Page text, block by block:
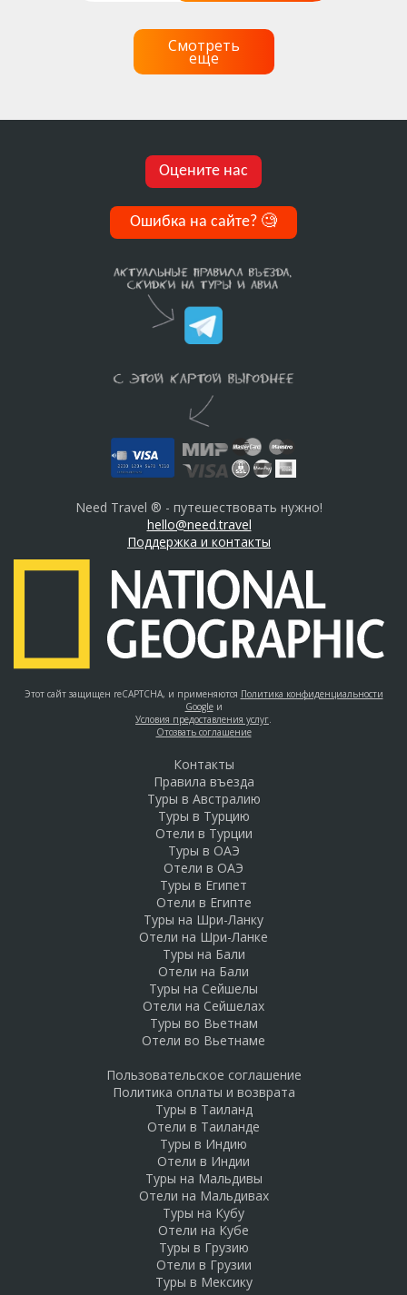
Смотреть
еще
Оцените нас
Ошибка на сайте? 🧐
Need Travel ® - путешествовать нужно!
hello@need.travel
Поддержка и контакты
Этот сайт защищен reCAPTCHA, и применяются Политика конфиденциальности
Googleи
Условия предоставления услуг.
Отозвать соглашение
Контакты
Правила въезда
Туры в Австралию
Туры в Турцию
Отели в Турции
Туры в ОАЭ
Отели в ОАЭ
Туры в Египет
Отели в Египте
Туры на Шри-Ланку
Отели на Шри-Ланке
Туры на Бали
Отели на Бали
Туры на Сейшелы
Отели на Сейшелах
Туры во Вьетнам
Отели во Вьетнаме
Пользовательское соглашение
Политика оплаты и возврата
Туры в Таиланд
Отели в Таиланде
Туры в Индию
Отели в Индии
Туры на Мальдивы
Отели на Мальдивах
Туры на Кубу
Отели на Кубе
Туры в Грузию
Отели в Грузии
Туры в Мексику